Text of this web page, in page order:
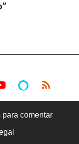
para comentar